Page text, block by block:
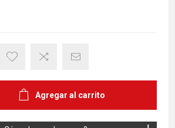
Agregar al carrito